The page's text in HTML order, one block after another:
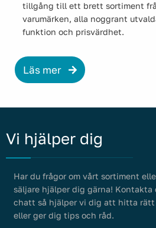
tillgång till ett brett sortiment
varumärken, alla noggrant
funktion och prisvärdhet.
Läs mer
Vi hjälper dig
Har du frågor om vårt sortiment
säljare hjälper dig gärna! Kontakta
chatt så hjälper vi dig att hitta
eller ger dig tips och råd.